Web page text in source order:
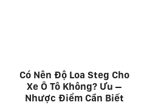
Có Nên Độ Loa Steg Cho
Xe Ô Tô Không? Ưu –
Nhược Điểm Cần Biết